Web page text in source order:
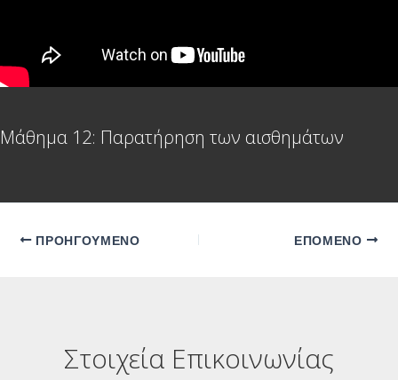
Mάθημα 12: Παρατήρηση των αισθημάτων
Πλοήγηση
ΠΡΟΗΓΟΎΜΕΝO ΕΠΌΜΕΝΟ
Στοιχεία Επικοινωνίας